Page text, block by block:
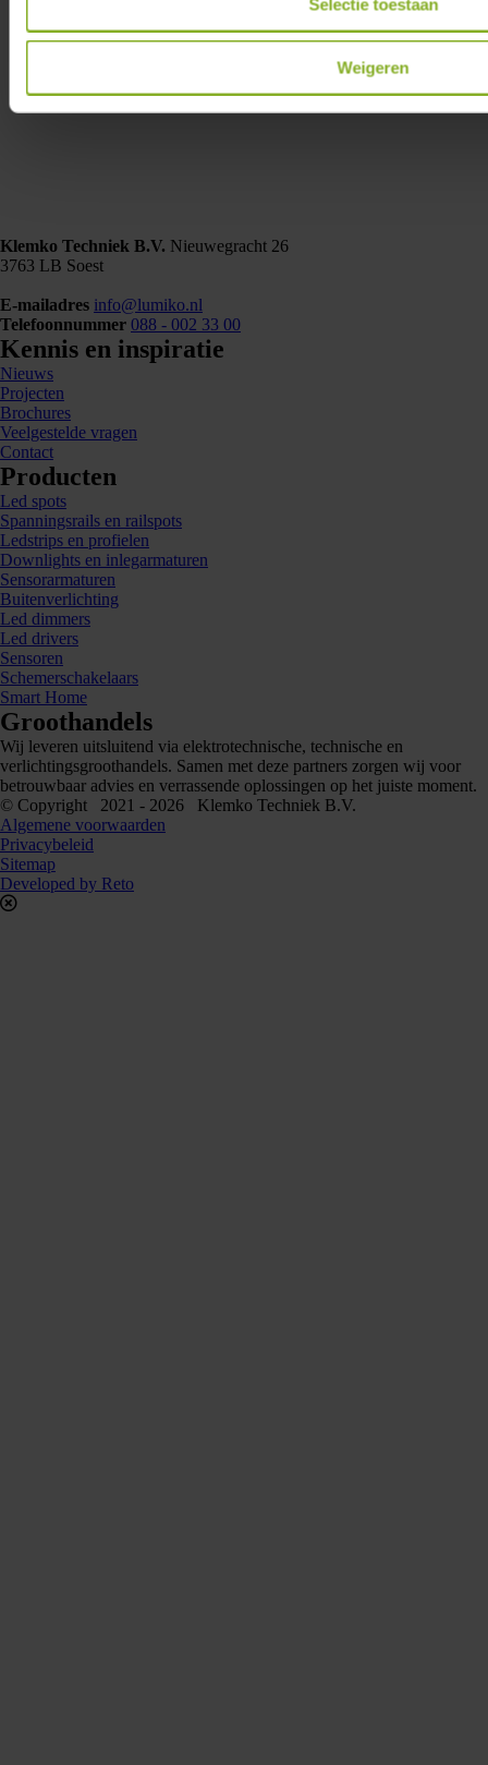
Selectie toestaan
Weigeren
Klemko Techniek B.V. Nieuwegracht 26
3763 LB Soest
E-mailadres info@lumiko.nl
Telefoonnummer 088 - 002 33 00
Kennis en inspiratie
Nieuws
Projecten
Brochures
Veelgestelde vragen
Contact
Producten
Led spots
Spanningsrails en railspots
Ledstrips en profielen
Downlights en inlegarmaturen
Sensorarmaturen
Buitenverlichting
Led dimmers
Led drivers
Sensoren
Schemerschakelaars
Smart Home
Groothandels
Wij leveren uitsluitend via elektrotechnische, technische en
verlichtingsgroothandels. Samen met deze partners zorgen wij voor
betrouwbaar advies en verrassende oplossingen op het juiste moment.
© Copyright 2021 - 2026 Klemko Techniek B.V.
Algemene voorwaarden
Privacybeleid
Sitemap
Developed by Reto